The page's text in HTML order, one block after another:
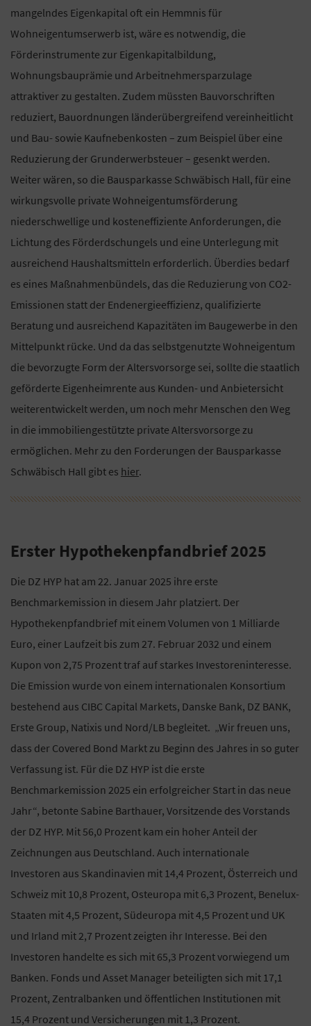
mangelndes Eigenkapital oft ein Hemmnis für
Wohneigentumserwerb ist, wäre es notwendig, die
Förderinstrumente zur Eigenkapitalbildung,
Wohnungsbauprämie und Arbeitnehmersparzulage
attraktiver zu gestalten. Zudem müssten Bauvorschriften
reduziert, Bauordnungen länderübergreifend vereinheitlicht
und Bau- sowie Kaufnebenkosten – zum Beispiel über eine
Reduzierung der Grunderwerbsteuer – gesenkt werden.
Weiter wären, so die Bausparkasse Schwäbisch Hall, für eine
wirkungsvolle private Wohneigentumsförderung
niederschwellige und kosteneffiziente Anforderungen, die
Lichtung des Förderdschungels und eine Unterlegung mit
ausreichend Haushaltsmitteln erforderlich. Überdies bedarf
es eines Maßnahmenbündels, das die Reduzierung von CO2-
Emissionen statt der Endenergieeffizienz, qualifizierte
Beratung und ausreichend Kapazitäten im Baugewerbe in den
Mittelpunkt rücke. Und da das selbstgenutzte Wohneigentum
die bevorzugte Form der Altersvorsorge sei, sollte die staatlich
geförderte Eigenheimrente aus Kunden- und Anbietersicht
weiterentwickelt werden, um noch mehr Menschen den Weg
in die immobiliengestützte private Altersvorsorge zu
ermöglichen. Mehr zu den Forderungen der Bausparkasse
Schwäbisch Hall gibt es hier.
Erster Hypothekenpfandbrief 2025
Die DZ HYP hat am 22. Januar 2025 ihre erste
Benchmarkemission in diesem Jahr platziert. Der
Hypothekenpfandbrief mit einem Volumen von 1 Milliarde
Euro, einer Laufzeit bis zum 27. Februar 2032 und einem
Kupon von 2,75 Prozent traf auf starkes Investoreninteresse.
Die Emission wurde von einem internationalen Konsortium
bestehend aus CIBC Capital Markets, Danske Bank, DZ BANK,
Erste Group, Natixis und Nord/LB begleitet. „Wir freuen uns,
dass der Covered Bond Markt zu Beginn des Jahres in so guter
Verfassung ist. Für die DZ HYP ist die erste
Benchmarkemission 2025 ein erfolgreicher Start in das neue
Jahr“, betonte Sabine Barthauer, Vorsitzende des Vorstands
der DZ HYP. Mit 56,0 Prozent kam ein hoher Anteil der
Zeichnungen aus Deutschland. Auch internationale
Investoren aus Skandinavien mit 14,4 Prozent, Österreich und
Schweiz mit 10,8 Prozent, Osteuropa mit 6,3 Prozent, Benelux-
Staaten mit 4,5 Prozent, Südeuropa mit 4,5 Prozent und UK
und Irland mit 2,7 Prozent zeigten ihr Interesse. Bei den
Investoren handelte es sich mit 65,3 Prozent vorwiegend um
Banken. Fonds und Asset Manager beteiligten sich mit 17,1
Prozent, Zentralbanken und öffentlichen Institutionen mit
15,4 Prozent und Versicherungen mit 1,3 Prozent.